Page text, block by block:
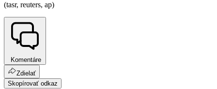
(tasr, reuters, ap)
Komentáre
Zdielať
Skopírovať odkaz